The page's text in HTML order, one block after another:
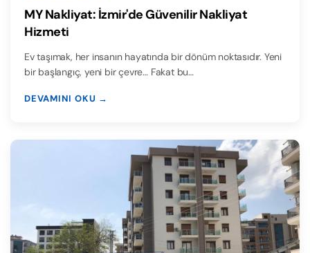
MY Nakliyat: İzmir'de Güvenilir Nakliyat
Hizmeti
Ev taşımak, her insanın hayatında bir dönüm noktasıdır. Yeni
bir başlangıç, yeni bir çevre… Fakat bu…
DEVAMINI OKU →